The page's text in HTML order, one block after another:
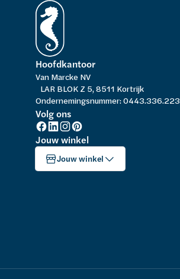
Hoofdkantoor
Van Marcke NV
LAR BLOK Z 5, 8511 Kortrijk
Ondernemingsnummer: 0443.336.223
Volg ons
Jouw winkel
Jouw winkel